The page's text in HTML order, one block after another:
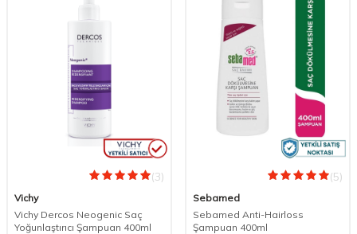
(3)
Vichy
Vichy Dercos Neogenic Saç
Yoğunlaştırıcı Şampuan 400ml
(5)
Sebamed
Sebamed Anti-Hairloss
Şampuan 400ml